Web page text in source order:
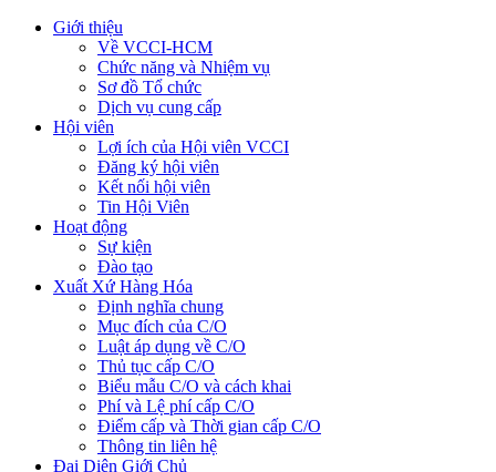
Giới thiệu
Về VCCI-HCM
Chức năng và Nhiệm vụ
Sơ đồ Tổ chức
Dịch vụ cung cấp
Hội viên
Lợi ích của Hội viên VCCI
Đăng ký hội viên
Kết nối hội viên
Tin Hội Viên
Hoạt động
Sự kiện
Đào tạo
Xuất Xứ Hàng Hóa
Định nghĩa chung
Mục đích của C/O
Luật áp dụng về C/O
Thủ tục cấp C/O
Biểu mẫu C/O và cách khai
Phí và Lệ phí cấp C/O
Điểm cấp và Thời gian cấp C/O
Thông tin liên hệ
Đại Diện Giới Chủ